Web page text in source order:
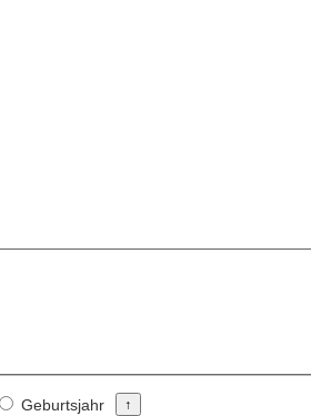
Geburtsjahr